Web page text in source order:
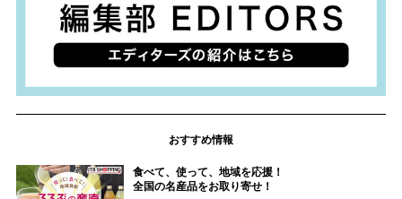
おすすめ情報
食べて、使って、地域を応援！
全国の名産品をお取り寄せ！